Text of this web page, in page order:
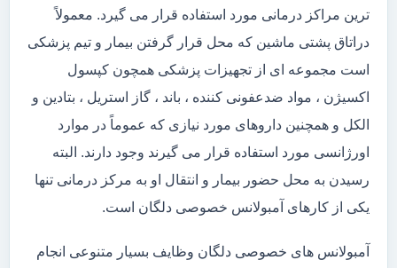
ترین مراکز درمانی مورد استفاده قرار می گیرد. معمولاً
دراتاق پشتی ماشین که محل قرار گرفتن بیمار و تیم پزشکی
است مجموعه ای از تجهیزات پزشکی همچون کپسول
اکسیژن ، مواد ضدعفونی کننده ، باند ، گاز استریل ، بتادین و
الکل و همچنین داروهای مورد نیازی که عموماً در موارد
اورژانسی مورد استفاده قرار می گیرند وجود دارند. البته
رسیدن به محل حضور بیمار و انتقال او به مرکز درمانی تنها
یکی از کارهای آمبولانس خصوصی دلگان است.
آمبولانس های خصوصی دلگان وظایف بسیار متنوعی انجام